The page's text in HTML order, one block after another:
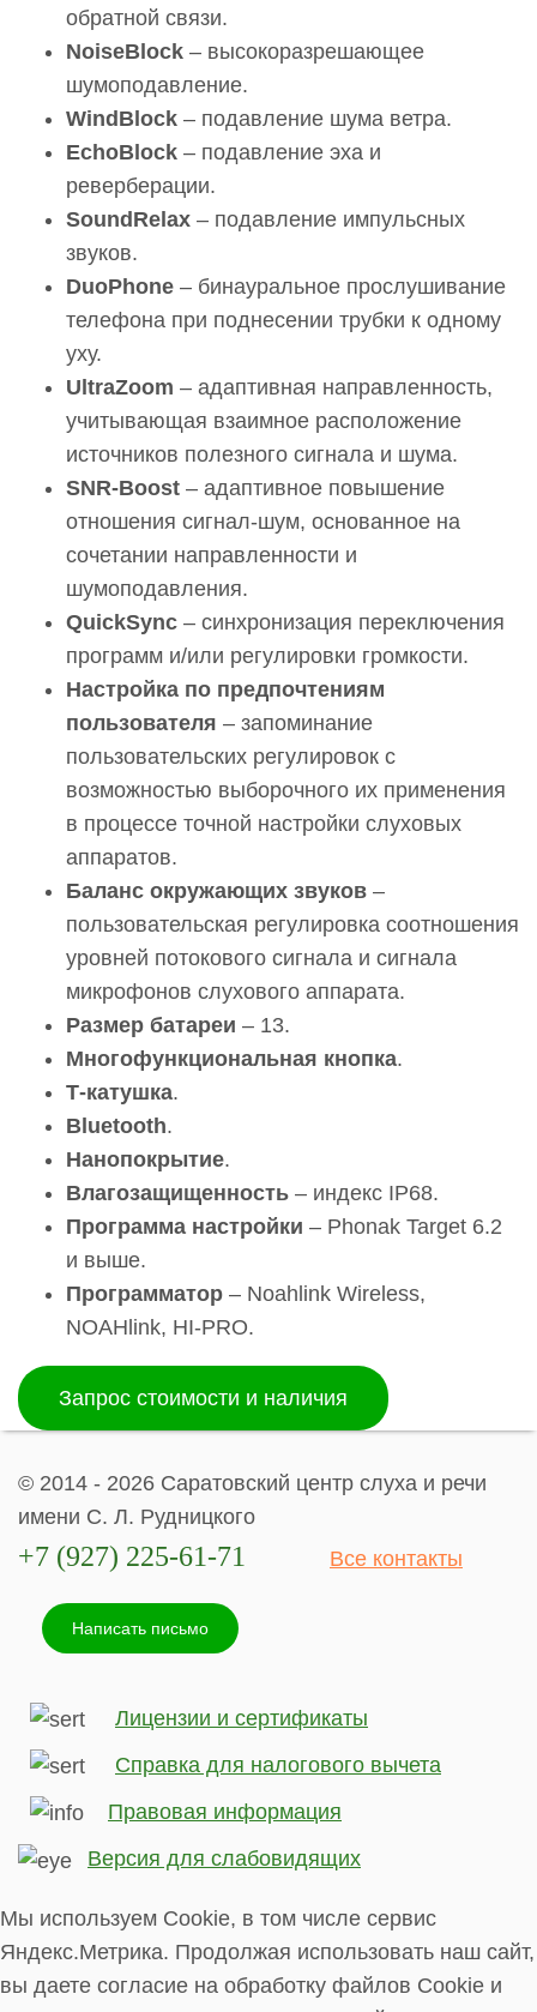
обратной связи.
NoiseBlock – высокоразрешающее
шумоподавление.
WindBlock – подавление шума ветра.
EchoBlock – подавление эха и
реверберации.
SoundRelax – подавление импульсных
звуков.
DuoPhone – бинауральное прослушивание
телефона при поднесении трубки к одному
уху.
UltraZoom – адаптивная направленность,
учитывающая взаимное расположение
источников полезного сигнала и шума.
SNR-Boost – адаптивное повышение
отношения сигнал-шум, основанное на
сочетании направленности и
шумоподавления.
QuickSync – синхронизация переключения
программ и/или регулировки громкости.
Настройка по предпочтениям
пользователя – запоминание
пользовательских регулировок с
возможностью выборочного их применения
в процессе точной настройки слуховых
аппаратов.
Баланс окружающих звуков –
пользовательская регулировка соотношения
уровней потокового сигнала и сигнала
микрофонов слухового аппарата.
Размер батареи – 13.
Многофункциональная кнопка.
Т-катушка.
Bluetooth.
Нанопокрытие.
Влагозащищенность – индекс IP68.
Программа настройки – Phonak Target 6.2
и выше.
Программатор – Noahlink Wireless,
NOAHlink, HI-PRO.
Запрос стоимости и наличия
© 2014 - 2026 Саратовский центр слуха и речи
имени С. Л. Рудницкого
+7 (927) 225-61-71 Все контакты
Написать письмо
Лицензии и сертификаты
Справка для налогового вычета
Правовая информация
Версия для слабовидящих
Мы используем Cookie, в том числе сервис
Яндекс.Метрика. Продолжая использовать наш сайт,
вы даете согласие на обработку файлов Cookie и